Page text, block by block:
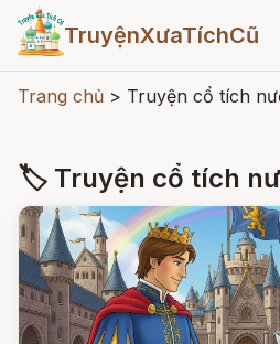
TruyệnXưaTíchCũ
Trang chủ > Truyện cổ tích
🏷 Truyện cổ tích